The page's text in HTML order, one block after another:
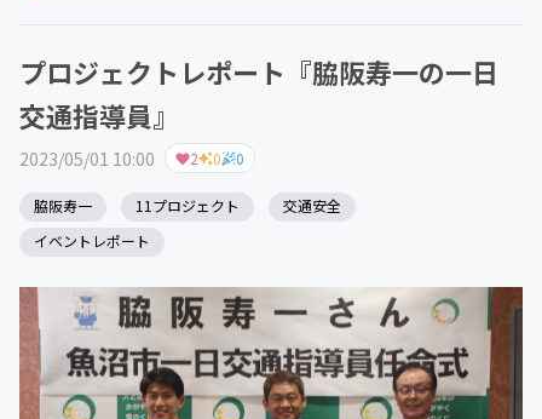
プロジェクトレポート『脇阪寿一の一日
交通指導員』
2023/05/01 10:00 2 0 0
脇阪寿一 11プロジェクト
交通安全
イベントレポート